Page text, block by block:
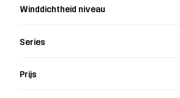
Winddichtheid niveau
Series
Prijs